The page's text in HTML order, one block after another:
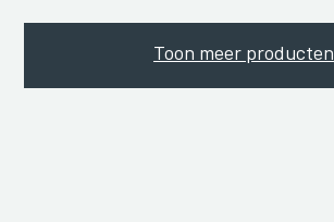
Toon meer producten